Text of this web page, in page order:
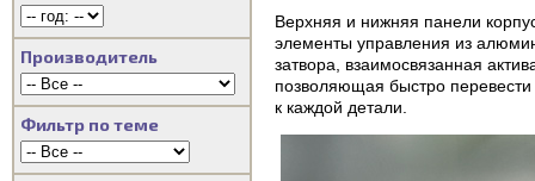
Производитель
Фильтр по теме
Верхняя и нижняя панели
элементы управления из
затвора, взаимосвязанная
позволяющая быстро
к каждой детали.